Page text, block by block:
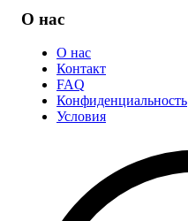
О нас
О нас
Контакт
FAQ
Конфиденциальность
Условия